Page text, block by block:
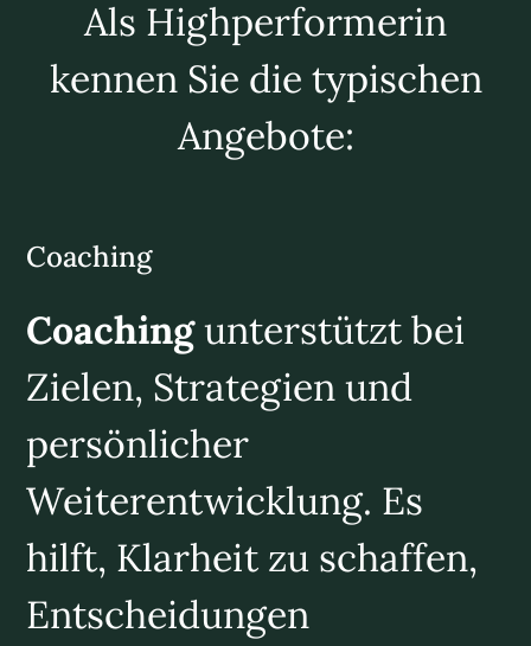
Als Highperformerin
kennen Sie die typischen
Angebote:
Coaching
Coachingunterstützt bei
Zielen, Strategien und
persönlicher
Weiterentwicklung. Es
hilft, Klarheit zu schaffen,
Entscheidungen